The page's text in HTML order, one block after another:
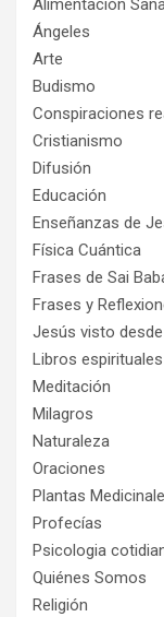
Alimentación
Ángeles
Arte
Budismo
Conspiraciones
Cristianismo
Difusión
Educación
Enseñanzas de
Física Cuántica
Frases de Sai
Frases y
Jesús visto
Libros
Meditación
Milagros
Naturaleza
Oraciones
Plantas
Profecías
Psicologia
Quiénes Somos
Religión